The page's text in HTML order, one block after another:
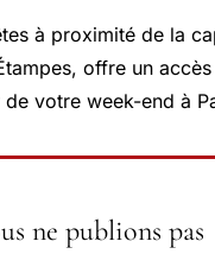
à proximité de la
offre un
votre week-end à
ne publions pas